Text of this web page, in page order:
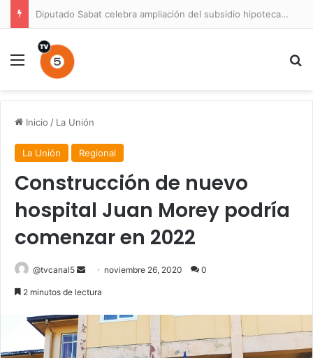
Diputado Sabat celebra ampliación del subsidio hipotecario con viviendas de hasta 6.000 UF
Menú
Inicio / La Unión
La Unión Regional
Construcción de nuevo
hospital Juan Morey podría
comenzar en 2022
@tvcanal5
Send noviembre 26, 2020 0
2 minutos de lectura